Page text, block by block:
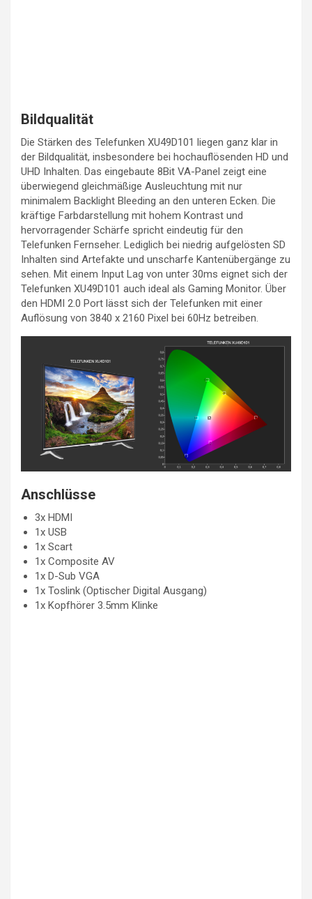
Bildqualität
Die Stärken des Telefunken XU49D101 liegen ganz klar in
der Bildqualität, insbesondere bei hochauflösenden HD und
UHD Inhalten. Das eingebaute 8Bit VA-Panel zeigt eine
überwiegend gleichmäßige Ausleuchtung mit nur
minimalem Backlight Bleeding an den unteren Ecken. Die
kräftige Farbdarstellung mit hohem Kontrast und
hervorragender Schärfe spricht eindeutig für den
Telefunken Fernseher. Lediglich bei niedrig aufgelösten SD
Inhalten sind Artefakte und unscharfe Kantenübergänge zu
sehen. Mit einem Input Lag von unter 30ms eignet sich der
Telefunken XU49D101 auch ideal als Gaming Monitor. Über
den HDMI 2.0 Port lässt sich der Telefunken mit einer
Auflösung von 3840 x 2160 Pixel bei 60Hz betreiben.
Anschlüsse
3x HDMI
1x USB
1x Scart
1x Composite AV
1x D-Sub VGA
1x Toslink (Optischer Digital Ausgang)
1x Kopfhörer 3.5mm Klinke